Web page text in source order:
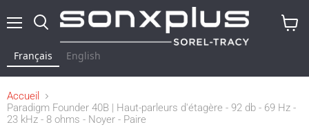
Français English
Accueil
Paradigm Founder 40B | Haut-parleurs d'étagère - 92 db - 69 Hz -
23 kHz - 8 ohms - Noyer - Paire